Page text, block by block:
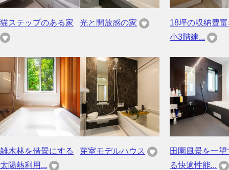
猫ステップのある家 光と開放感の家
18坪の収納豊
小3階建...
雑木林を借景にする
太陽熱利用...
芽室モデルハウス
田園風景を一望
る快適性能...